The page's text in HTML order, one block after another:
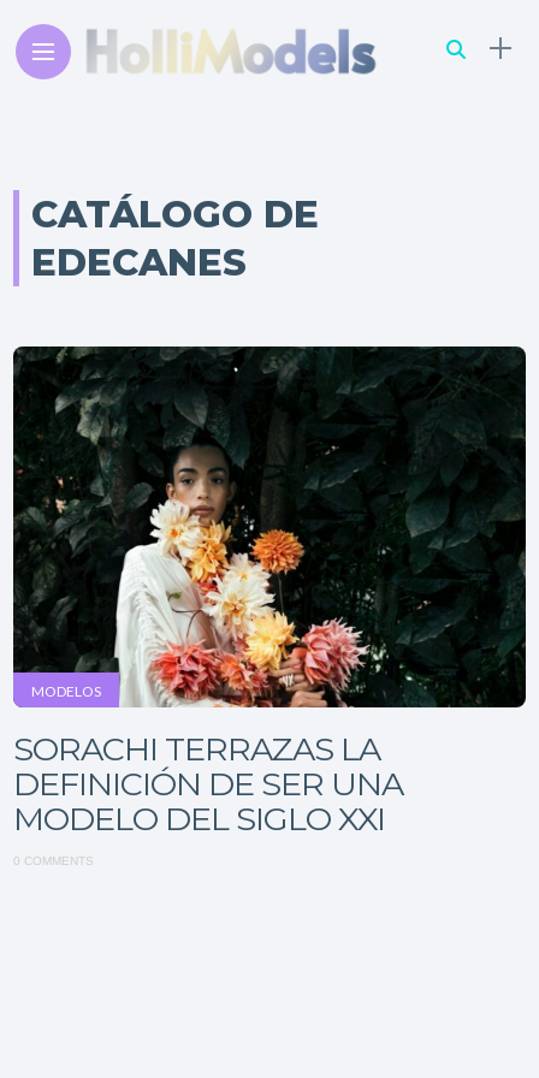
CATÁLOGO DE
EDECANES
MODELOS
SORACHI TERRAZAS LA
DEFINICIÓN DE SER UNA
MODELO DEL SIGLO XXI
0 COMMENTS